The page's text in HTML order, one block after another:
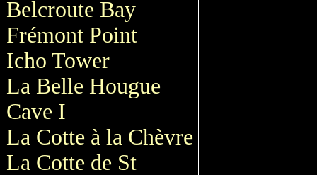
Belcroute Bay
Frémont Point
Icho Tower
La Belle Hougue
Cave I
La Cotte à la Chèvre
La Cotte de St